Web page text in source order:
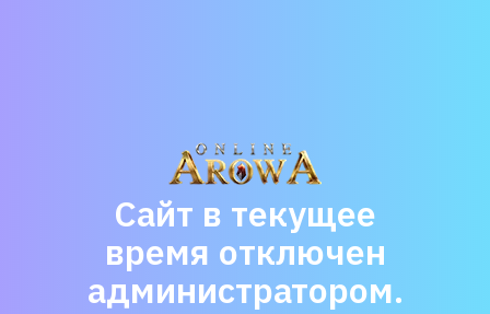
Сайт в текущее
время отключен
администратором.